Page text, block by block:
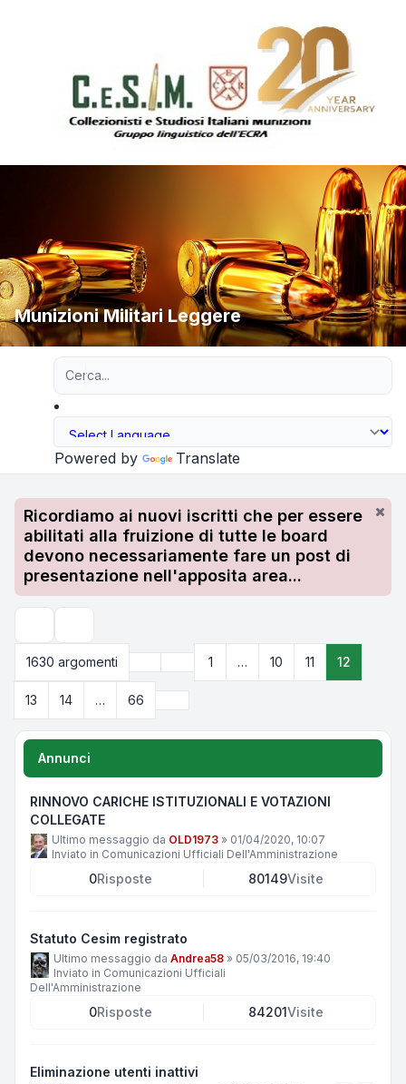
Munizioni Militari Leggere
Powered by Translate
Ricordiamo ai nuovi iscritti che per essere
abilitati alla fruizione di tutte le board
devono necessariamente fare un post di
presentazione nell'apposita area...
1630 argomenti
Pagina12 di
Precedente
1 … 10 11 12
13 14 … 66
Annunci
RINNOVO CARICHE ISTITUZIONALI E VOTAZIONI
COLLEGATE
Ultimo messaggio da OLD1973 » 01/04/2020, 10:07
Inviato in Comunicazioni Ufficiali Dell'Amministrazione
0Risposte 80149Visite
Statuto Cesim registrato
Ultimo messaggio da Andrea58 » 05/03/2016, 19:40
Inviato in Comunicazioni Ufficiali
Dell'Amministrazione
0Risposte 84201Visite
Eliminazione utenti inattivi